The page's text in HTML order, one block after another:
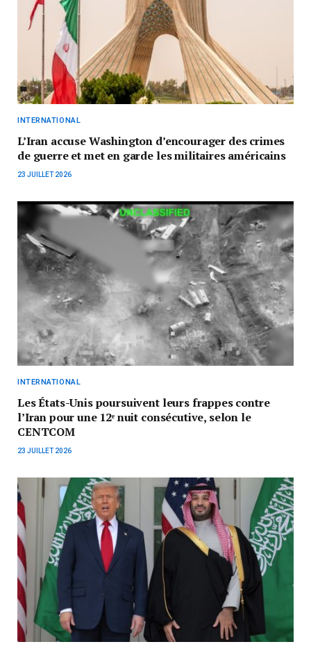
INTERNATIONAL
L’Iran accuse Washington d’encourager des crimes
de guerre et met en garde les militaires américains
23 JUILLET 2026
INTERNATIONAL
Les États-Unis poursuivent leurs frappes contre
l’Iran pour une 12ᵉ nuit consécutive, selon le
CENTCOM
23 JUILLET 2026